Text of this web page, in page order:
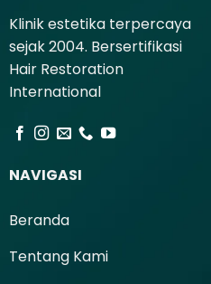
Klinik estetika terpercaya
sejak 2004. Bersertifikasi
Hair Restoration
International
NAVIGASI
Beranda
Tentang Kami